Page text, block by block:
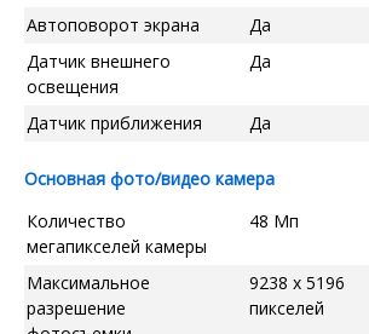
Автоповорот экрана Да
Датчик внешнего
освещения
Да
Датчик приближения Да
Основная фото/видео камера
Количество
мегапикселей камеры
48 Мп
Максимальное
разрешение
9238 x 5196
пикселей